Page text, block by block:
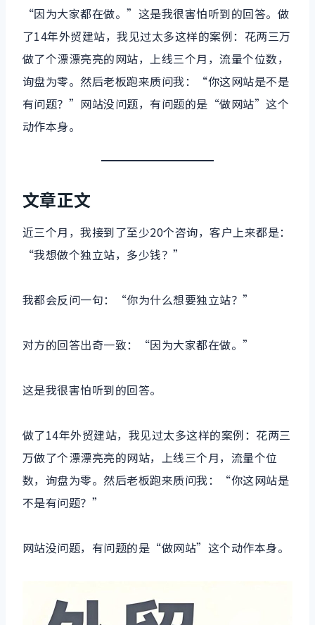
“因为大家都在做。”这是我很害怕听到的回答。做
了14年外贸建站，我见过太多这样的案例：花两三万
做了个漂漂亮亮的网站，上线三个月，流量个位数，
询盘为零。然后老板跑来质问我：“你这网站是不是
有问题？”网站没问题，有问题的是“做网站”这个
动作本身。
文章正文
近三个月，我接到了至少20个咨询，客户上来都是：
“我想做个独立站，多少钱？”
我都会反问一句：“你为什么想要独立站？”
对方的回答出奇一致：“因为大家都在做。”
这是我很害怕听到的回答。
做了14年外贸建站，我见过太多这样的案例：花两三
万做了个漂漂亮亮的网站，上线三个月，流量个位
数，询盘为零。然后老板跑来质问我：“你这网站是
不是有问题？”
网站没问题，有问题的是“做网站”这个动作本身。